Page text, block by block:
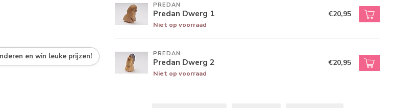
en win leuke prijzen!
PREDAN
Predan Dwerg 1
Niet op voorraad
€20,95
PREDAN
Predan Dwerg 2
Niet op voorraad
€20,95